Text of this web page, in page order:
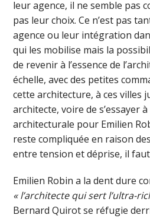
leur agence, il ne semble pas
pas leur choix. Ce n’est pas
agence ou leur intégration
qui les mobilise mais la
de revenir à l’essence de
échelle, avec des petites
cette architecture, à ces villes
architecte, voire de s’essayer
architecturale pour Emilien
reste compliquée en raison
entre tension et déprise, il
Emilien Robin a la dent dure
« l’architecte qui sert l’ultra-
Bernard Quirot se réfugie